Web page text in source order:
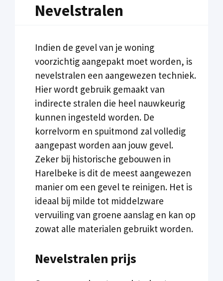
Nevelstralen
Indien de gevel van je woning
voorzichtig aangepakt moet worden, is
nevelstralen een aangewezen techniek.
Hier wordt gebruik gemaakt van
indirecte stralen die heel nauwkeurig
kunnen ingesteld worden. De
korrelvorm en spuitmond zal volledig
aangepast worden aan jouw gevel.
Zeker bij historische gebouwen in
Harelbeke is dit de meest aangewezen
manier om een gevel te reinigen. Het is
ideaal bij milde tot middelzware
vervuiling van groene aanslag en kan op
zowat alle materialen gebruikt worden.
Nevelstralen prijs